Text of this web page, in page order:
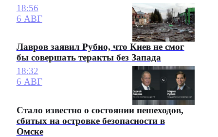
18:56
6 АВГ
Лавров заявил Рубио, что Киев не смог
бы совершать теракты без Запада
18:32
6 АВГ
Стало известно о состоянии пешеходов,
сбитых на островке безопасности в
Омске